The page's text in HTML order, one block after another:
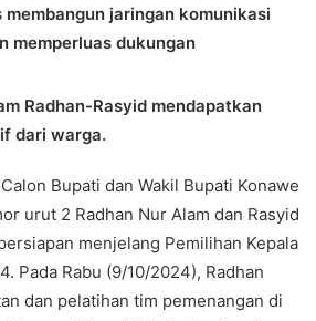
jaringan komunikasi
memperluas dukungan
Radhan-Rasyid mendapatkan
dari warga.
Bupati dan Wakil Bupati Konawe
urut 2 Radhan Nur Alam dan Rasyid
menjelang Pemilihan Kepala
Pada Rabu (9/10/2024), Radhan
dan pelatihan tim pemenangan di